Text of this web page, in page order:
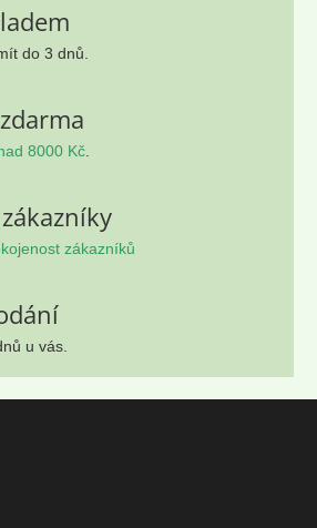
do 3 dnů.
8000 Kč
zákazníků
u vás.